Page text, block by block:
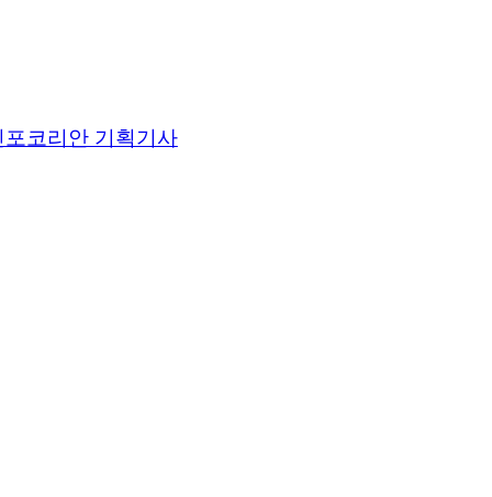
포코리안 기획기사